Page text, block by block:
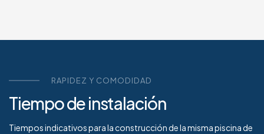
RAPIDEZ Y COMODIDAD
Tiempo de instalación
Tiempos indicativos para la construcción de la misma piscina de